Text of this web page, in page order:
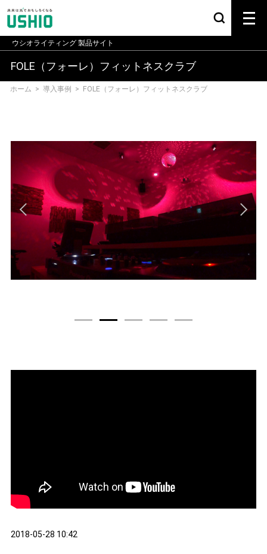
ウシオライティング 製品サイト
FOLE（フォーレ）フィットネスクラブ
ホーム > 導入事例 > FOLE（フォーレ）フィットネスクラブ
2018-05-28 10:42